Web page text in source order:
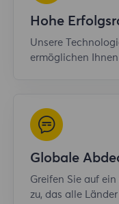
Hohe
Unsere
ermöglichen
Globale
Greifen Sie auf
zu, das alle